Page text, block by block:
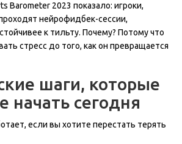
Barometer 2023 показало: игроки,
нейрофидбек-сессии,
к тильту. Почему? Потому что
стресс до того, как он превращается
шаги, которые
начать сегодня
если вы хотите перестать терять